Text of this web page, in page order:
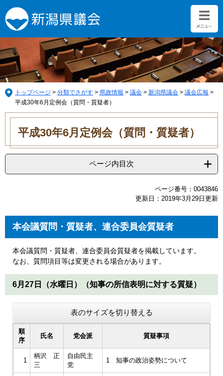
ー
ジ
の
先
頭
で
す。
ニ
ュ
ー
を
飛
ば
し
て
トップページ > 分類でさがす > 県政情報 > 議会 > 新潟県議会 > 議会広報 >
平成30年6月定例会（質問・質疑者）
本
平成30年6月定例会（質問・質疑者）
ページ内目次
ページ番号：0043846
更新日：2019年3月29日更新
本会議質問・質疑者、連合委員会質疑者
本会議質問・質疑者、連合委員会質疑者を掲載しています。
なお、質問項目等は変更される場合があります。
6月27日（水曜日）（知事の所信表明に対する質疑）
表のサイズを切り替える
順
序
氏名 党会派 質疑事項
1
柄沢 正
三
自由民主
党
1 知事の政治姿勢について